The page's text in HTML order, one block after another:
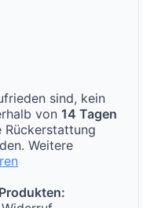
sind, kein
von 14 Tagen
Weitere